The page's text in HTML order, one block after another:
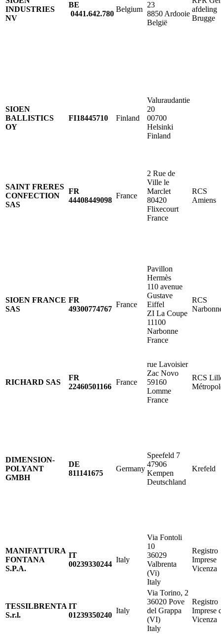
INDUSTRIES
NV
​BE
0441.642.780
Belgium
23
8850 Ardooie
België
afdeling
Brugge
SIOEN
BALLISTICS
OY
FI18445710 Finland
Valuraudantie
20
00700
Helsinki
Finland
SAINT FRERES
CONFECTION
SAS
FR
44408449098
France
2 Rue de
Ville le
Marclet
80420
Flixecourt
France
RCS
Amiens
SIOEN FRANCE
SAS
FR
49300774767
France
Pavillon
Hermès
110 avenue
Gustave
Eiffel
ZI La Coupe
11100
Narbonne
France
RCS
RICHARD SAS
​FR
22460501166
France
rue Lavoisier
Zac Novo
59160
Lomme
France
RCS
DIMENSION-
POLYANT
GMBH
DE
811141675
Germany
Speefeld 7
47906
Kempen
Deutschland
Krefeld
MANIFATTURA
FONTANA
S.P.A.
IT​
00239330244
Italy
Via Fontoli
10
36029
Valbrenta
(Vi)
Italy
Registro
Imprese
Vicenza
TESSILBRENTA
S.r.l.
IT
01239350240
Italy
Via Torino, 2
36020 Pove
del Grappa
(VI)
Italy
Registro
Imprese
Vicenza